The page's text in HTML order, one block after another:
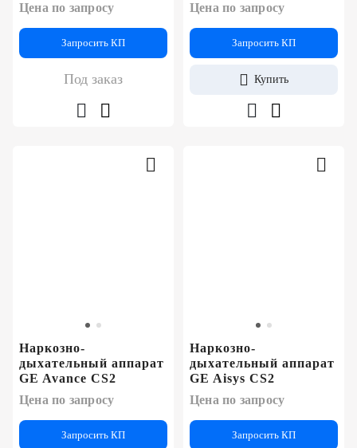
Цена по запросу
Запросить КП
Под заказ
Цена по запросу
Запросить КП
Купить
Наркозно-
дыхательный аппарат
GE Avance CS2
Цена по запросу
Запросить КП
Наркозно-
дыхательный аппарат
GE Aisys CS2
Цена по запросу
Запросить КП